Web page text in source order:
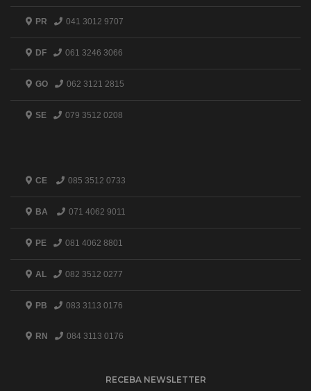
PR 041 3012 9707
DF 061 3246 3066
GO 062 3121 2815
SE 079 3512 0208
CE 085 3512 0733
BA 071 4062 9011
PE 081 4062 8801
AL 082 3512 0277
PB 083 3113 0176
RN 084 3113 0176
RECEBA NEWSLETTER